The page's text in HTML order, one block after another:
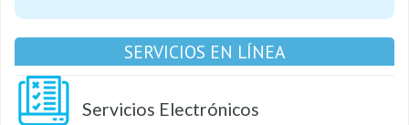
SERVICIOS EN LÍNEA
Servicios Electrónicos